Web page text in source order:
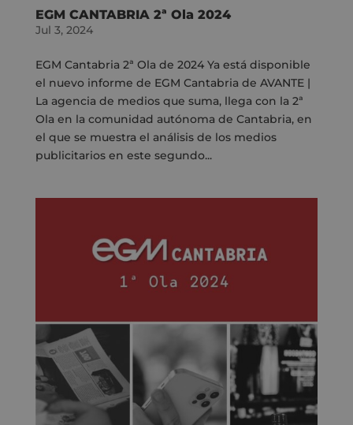
EGM CANTABRIA 2ª Ola 2024
Jul 3, 2024
EGM Cantabria 2ª Ola de 2024 Ya está disponible
el nuevo informe de EGM Cantabria de AVANTE |
La agencia de medios que suma, llega con la 2ª
Ola en la comunidad autónoma de Cantabria, en
el que se muestra el análisis de los medios
publicitarios en este segundo...